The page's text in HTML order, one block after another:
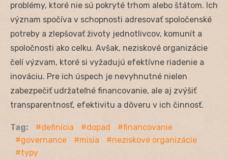
problémy, ktoré nie sú pokryté trhom alebo štátom. Ich
význam spočíva v schopnosti adresovať spoločenské
potreby a zlepšovať životy jednotlivcov, komunít a
spoločnosti ako celku. Avšak, neziskové organizácie
čelí výzvam, ktoré si vyžadujú efektívne riadenie a
inováciu. Pre ich úspech je nevyhnutné nielen
zabezpečiť udržateľné financovanie, ale aj zvýšiť
transparentnosť, efektivitu a dôveru v ich činnosť.
Tag: definícia dopad
financovanie
governance
misia
neziskové organizácie
typy